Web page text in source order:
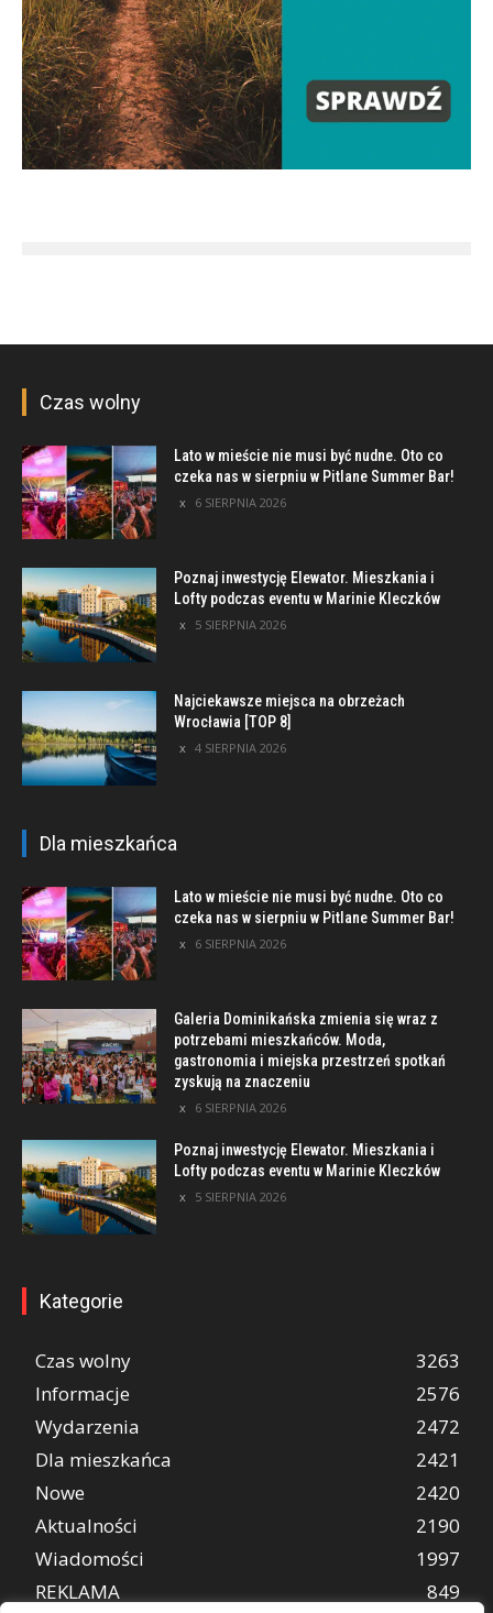
Czas wolny
Lato w mieście nie musi być nudne. Oto co
czeka nas w sierpniu w Pitlane Summer Bar!
6 SIERPNIA 2026
Poznaj inwestycję Elewator. Mieszkania i
Lofty podczas eventu w Marinie Kleczków
5 SIERPNIA 2026
Najciekawsze miejsca na obrzeżach
Wrocławia [TOP 8]
4 SIERPNIA 2026
Dla mieszkańca
Lato w mieście nie musi być nudne. Oto co
czeka nas w sierpniu w Pitlane Summer Bar!
6 SIERPNIA 2026
Galeria Dominikańska zmienia się wraz z
potrzebami mieszkańców. Moda,
gastronomia i miejska przestrzeń spotkań
zyskują na znaczeniu
6 SIERPNIA 2026
Poznaj inwestycję Elewator. Mieszkania i
Lofty podczas eventu w Marinie Kleczków
5 SIERPNIA 2026
Kategorie
Czas wolny
3263
Informacje
2576
Wydarzenia
2472
Dla mieszkańca
2421
Nowe
2420
Aktualności
2190
Wiadomości
1997
REKLAMA
849